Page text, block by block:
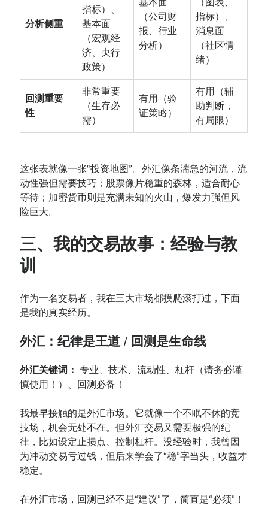
分析侧重
指标）、
基本面
（宏观经
济、央行
政策）
基本面
（公司财
报、行业
分析）
（图表、
指标）、
消息面
（社区情
绪）
回测重要
性
非常重要
（生存必
需）
有用（验
证策略）
有用（辅
助判断，
有局限）
这张表就像一张“投资地图”。外汇像条湍急的河流，流
动性强但需要技巧；股票像片稳重的森林，适合耐心
等待；加密货币则是充满未知的火山，爆发力强但风
险巨大。
三、我的交易故事：经验与教
训
作为一名交易者，我在三大市场都摸爬滚打过，下面
是我的真实经历。
外汇：纪律是王道 / 回测是生命线
外汇关键词：
专业、技术、流动性、杠杆（请务必谨
慎使用！）、回测必备！
我最早接触的是外汇市场。它就像一个不眠不休的竞
技场，机会无处不在。但外汇交易又需要极强的纪
律，比如设定止损点、控制杠杆。没经验时，我曾因
为冲动交易亏过钱，但后来学会了“稳”字当头，收益才
稳定。
在外汇市场，回测已经不是“建议”了，简直是“必须”！